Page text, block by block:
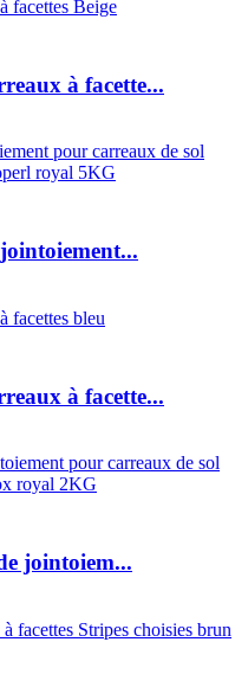
à facette...
à facette...
jointoiem...